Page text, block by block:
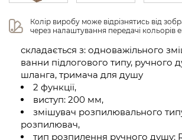
Колір виробу може відрізнятись від
через налаштування передачі кольорів
складається з: одноважільного
ванни підлогового типу, ручного
шланга, тримача для душу
2 функції,
виступ: 200 мм,
змішувач розпилювального
розпилювач,
тип розпилення ручного душу: